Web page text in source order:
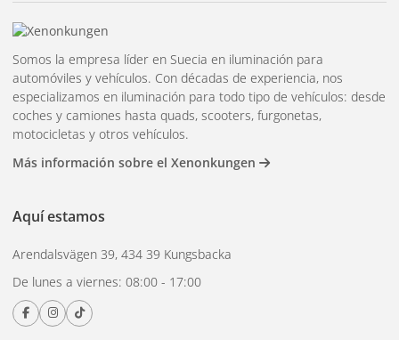
iluminación superior, sino también la tranquilidad de una
garantía de funcionamiento de 5 años. Esto garantiza que su
rampa funcionará a la perfección durante mucho tiempo.
Accesorios incluidos
de montaje, cables y XBB Dongel+Powerunit y adaptador
vehículo.
con Lazer Linear 18 Elite y disfrute de una visibilidad y
seguridad superiores independientemente del terreno.
Somos la empresa líder en Suecia en iluminación para
automóviles y vehículos. Con décadas de experiencia, nos
especializamos en iluminación para todo tipo de vehículos: desde
coches y camiones hasta quads, scooters, furgonetas,
motocicletas y otros vehículos.
Más información sobre el Xenonkungen
Aquí estamos
Arendalsvägen 39, 434 39 Kungsbacka
De lunes a viernes: 08:00 - 17:00